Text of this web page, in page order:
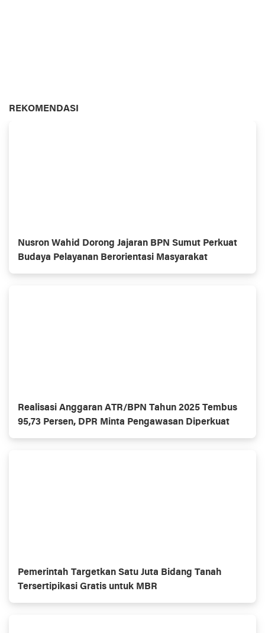
REKOMENDASI
Nusron Wahid Dorong Jajaran BPN Sumut Perkuat
Budaya Pelayanan Berorientasi Masyarakat
Realisasi Anggaran ATR/BPN Tahun 2025 Tembus
95,73 Persen, DPR Minta Pengawasan Diperkuat
Pemerintah Targetkan Satu Juta Bidang Tanah
Tersertipikasi Gratis untuk MBR